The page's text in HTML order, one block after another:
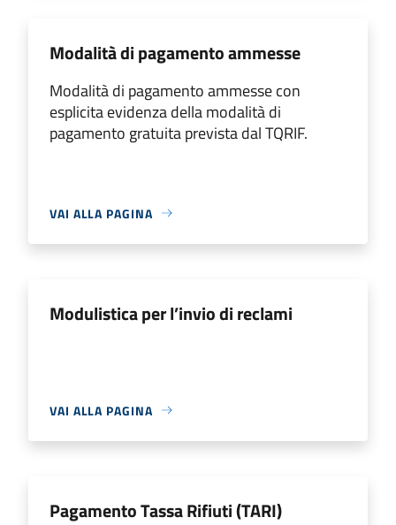
Modalità di pagamento ammesse
Modalità di pagamento ammesse con
esplicita evidenza della modalità di
pagamento gratuita prevista dal TQRIF.
VAI ALLA PAGINA
Modulistica per l’invio di reclami
VAI ALLA PAGINA
Pagamento Tassa Rifiuti (TARI)